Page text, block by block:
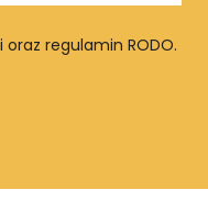
regulamin RODO.